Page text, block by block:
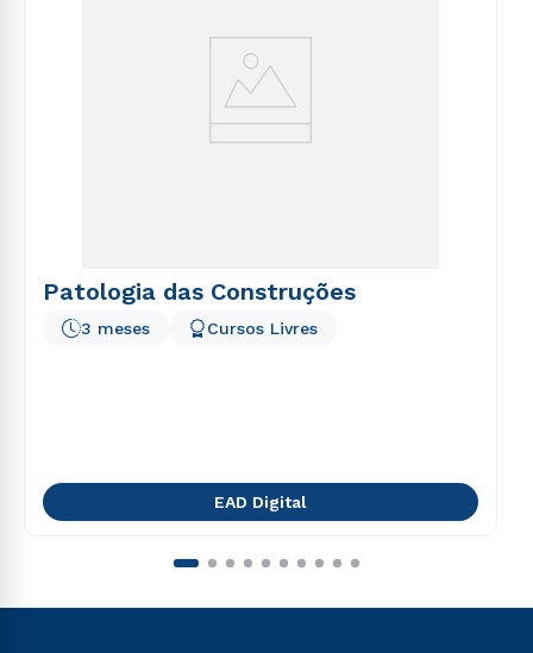
Patologia das Construções
3 meses Cursos Livres
EAD Digital